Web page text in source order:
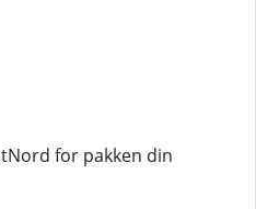
for pakken din